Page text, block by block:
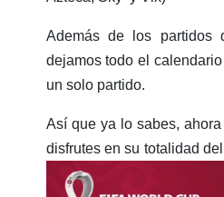
Además de los partidos
dejamos todo el
un solo partido.
Así que ya lo sabes,
disfrutes en su totalidad